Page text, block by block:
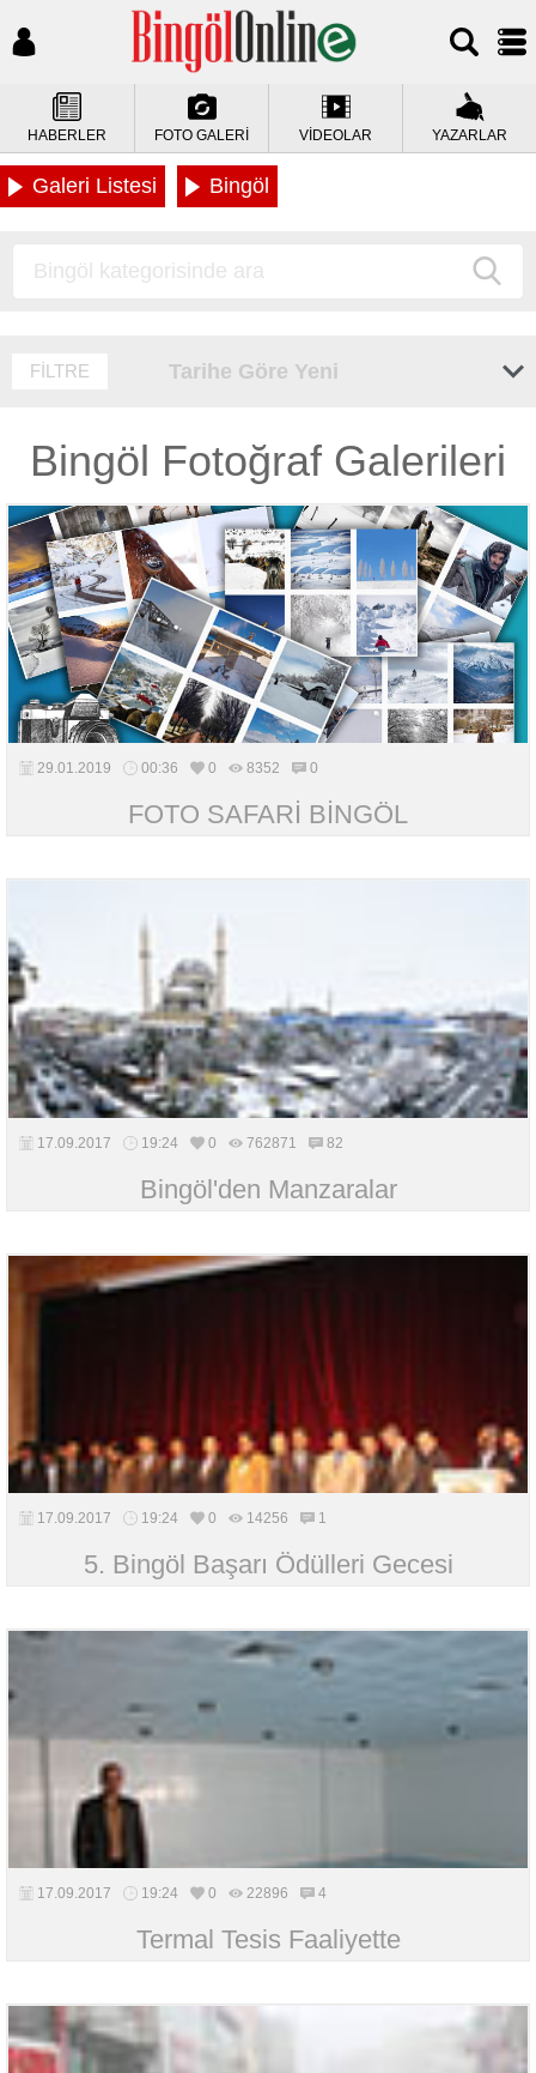
HABERLER FOTO GALERİ VİDEOLAR YAZARLAR
Galeri Listesi Bingöl
FİLTRE Tarihe Göre Yeni
Bingöl Fotoğraf Galerileri
29.01.2019 00:36 0 8352 0
FOTO SAFARİ BİNGÖL
17.09.2017 19:24 0 762871 82
Bingöl'den Manzaralar
17.09.2017 19:24 0 14256 1
5. Bingöl Başarı Ödülleri Gecesi
17.09.2017 19:24 0 22896 4
Termal Tesis Faaliyette